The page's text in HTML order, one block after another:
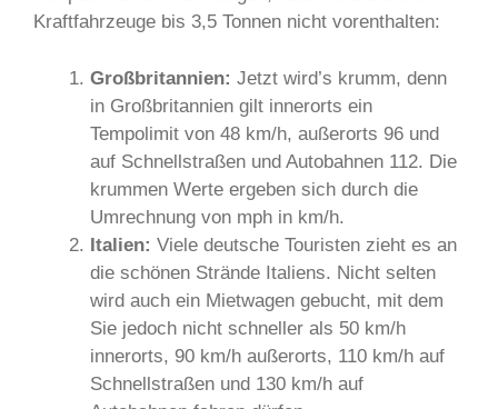
Kraftfahrzeuge bis 3,5 Tonnen nicht vorenthalten:
Großbritannien: Jetzt wird’s krumm, denn
in Großbritannien gilt innerorts ein
Tempolimit von 48 km/h, außerorts 96 und
auf Schnellstraßen und Autobahnen 112. Die
krummen Werte ergeben sich durch die
Umrechnung von mph in km/h.
Italien: Viele deutsche Touristen zieht es an
die schönen Strände Italiens. Nicht selten
wird auch ein Mietwagen gebucht, mit dem
Sie jedoch nicht schneller als 50 km/h
innerorts, 90 km/h außerorts, 110 km/h auf
Schnellstraßen und 130 km/h auf